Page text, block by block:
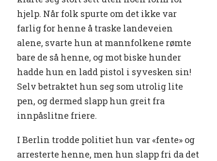
hjelp. Når folk spurte om det ikke var
farlig for henne å traske landeveien
alene, svarte hun at mannfolkene rømte
bare de så henne, og mot biske hunder
hadde hun en ladd pistol i syvesken sin!
Selv betraktet hun seg som utrolig lite
pen, og dermed slapp hun greit fra
innpåslitne friere.
I Berlin trodde politiet hun var «fente» og
arresterte henne, men hun slapp fri da det